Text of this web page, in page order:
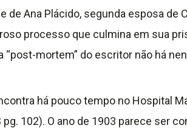
de Ana Plácido, segunda esposa de
processo que culmina em sua
“post-mortem” do escritor não há
há pouco tempo no Hospital
102). O ano de 1903 parece ser